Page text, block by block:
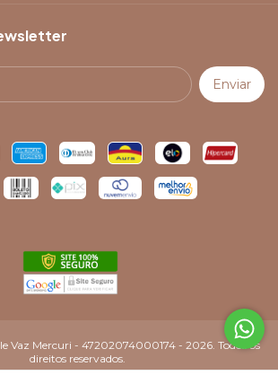
Vaz Mercuri - 47202074000174 - 2026. Todos os
direitos reservados.